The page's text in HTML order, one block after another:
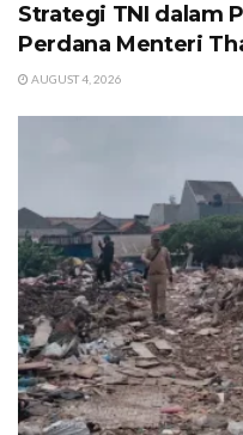
Strategi TNI dalam
Perdana Menteri
AUGUST 4, 2026